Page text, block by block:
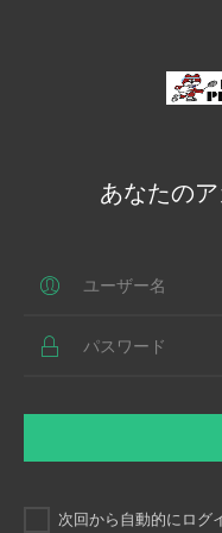
あなたの
次回から自動的にログ